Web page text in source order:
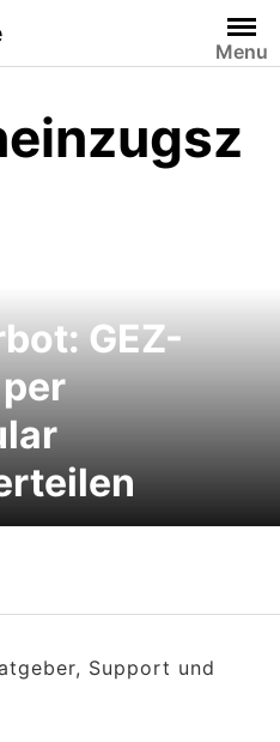
Menu
GEZ-
Support und